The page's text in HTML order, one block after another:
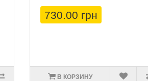
730.00 грн
В КОРЗИНУ